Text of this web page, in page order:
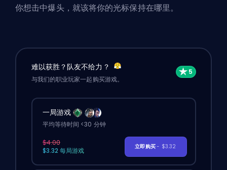
你想击中爆头，就该将你的光标保持在哪里。
难以获胜？队友不给力？
与我们的职业玩家一起购买游戏。
一局游戏
平均等待时间 <30 分钟
$4.00
$3.32 每局游戏
立即购买- $3.32